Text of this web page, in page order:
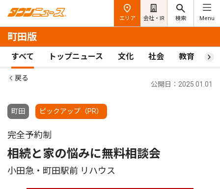
エリア 会社・IR 検索 Menu
町田版
すべて トップニュース 文化 社会 教育 ス
戻る
町田 ピックアップ（PR）
公開日：2025.01.01
完全予約制
相続と家の悩みに無料相談会
小田急・町田駅前 リハウス